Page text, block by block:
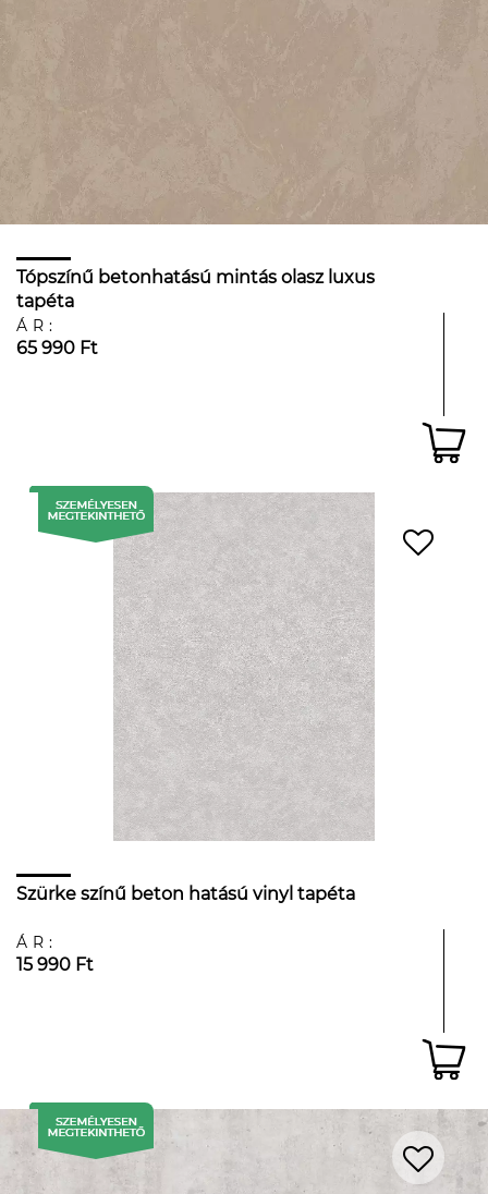
Tópszínű betonhatású mintás olasz luxus
tapéta
ÁR:
65 990 Ft
Szürke színű beton hatású vinyl tapéta
ÁR:
15 990 Ft